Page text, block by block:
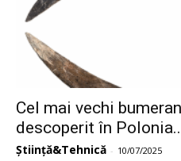
Cel mai vechi
descoperit în
Știință&Tehnică - 10/07/2025